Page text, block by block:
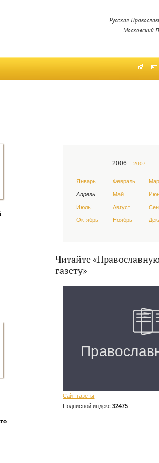
Русская
Московский
2006 2007
Январь Февраль
Апрель Май
Июль Август
Октябрь Ноябрь
Читайте
газету»
Сайт газеты
Подписной индекс:32475